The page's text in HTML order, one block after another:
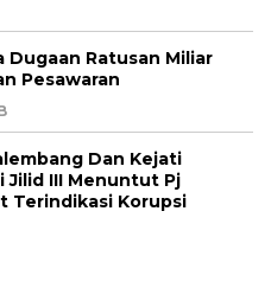
Dugaan Ratusan Miliar
Pesawaran
Dan Kejati
Jilid III Menuntut Pj
Terindikasi Korupsi